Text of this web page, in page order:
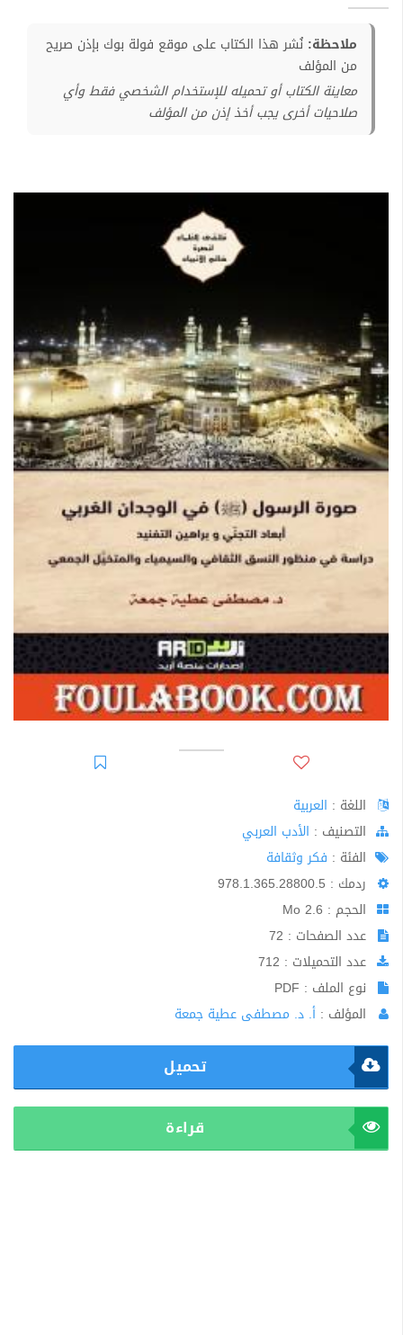
ملاحظة: نُشر هذا الكتاب على موقع فولة بوك بإذن صريح
من المؤلف
معاينة الكتاب أو تحميله للإستخدام الشخصي فقط وأي
صلاحيات أخرى يجب أخذ إذن من المؤلف
اللغة : العربية
اﻟﺘﺼﻨﻴﻒ : الأدب العربي
الفئة : فكر وثقافة
ردمك : 978.1.365.28800.5
الحجم : 2.6 Mo
عدد الصفحات : 72
عدد التحميلات : 712
نوع الملف : PDF
المؤلف : أ. د. مصطفى عطية جمعة
تحميل
قراءة